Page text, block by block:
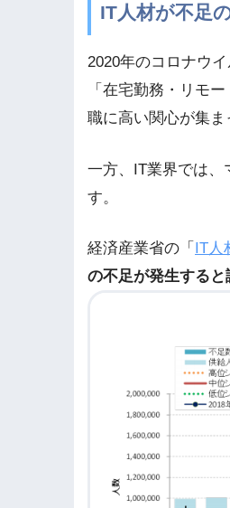
IT人材が不足
2020年のコロナウ
「在宅勤務・リモ
職に高い関心が集ま
一方、IT業界では、
す。
経済産業省の「 IT
の不足が発生すると